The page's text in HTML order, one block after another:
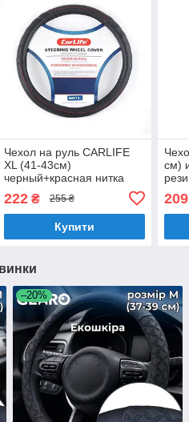
Чехол на руль CARLIFE
XL (41-43см)
черный+красная нитка
222₴ 255 ₴
Купити
см)
209
–20%